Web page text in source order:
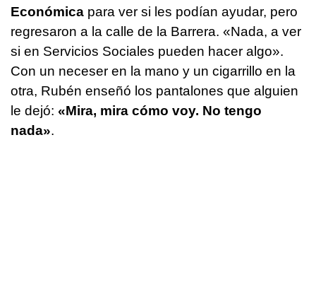
Económica para ver si les podían ayudar, pero
regresaron a la calle de la Barrera. «Nada, a ver
si en Servicios Sociales pueden hacer algo».
Con un neceser en la mano y un cigarrillo en la
otra, Rubén enseñó los pantalones que alguien
le dejó: «Mira, mira cómo voy. No tengo
nada».